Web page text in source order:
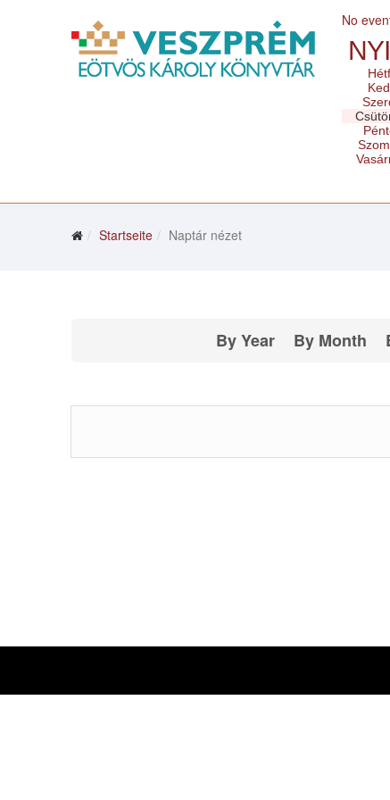
No
Startseite Naptár nézet
By Year By Month